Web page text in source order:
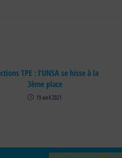
TPE : l’UNSA se hisse à la
3ème place
19 avril 2021